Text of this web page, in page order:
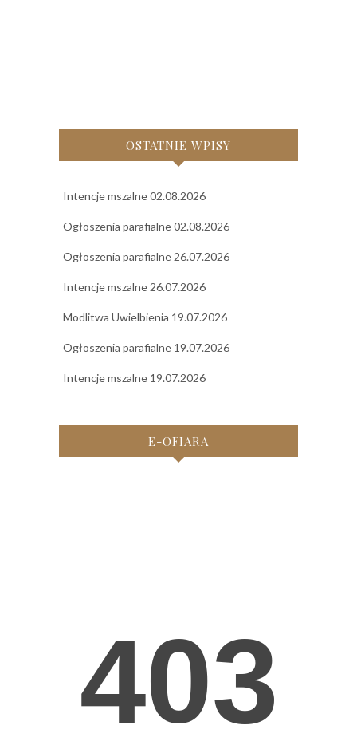
OSTATNIE WPISY
Intencje mszalne 02.08.2026
Ogłoszenia parafialne 02.08.2026
Ogłoszenia parafialne 26.07.2026
Intencje mszalne 26.07.2026
Modlitwa Uwielbienia 19.07.2026
Ogłoszenia parafialne 19.07.2026
Intencje mszalne 19.07.2026
E-OFIARA